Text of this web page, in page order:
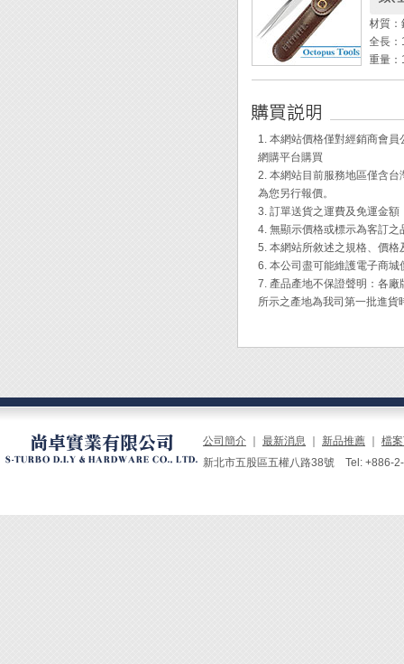
材質
全長
重量
60%
1. 本網站價格僅對經銷商會
網購平台購買
2. 本網站目前服務地區僅含
為您另行報價。
3. 訂單送貨之運費及免運金
4. 無顯示價格或標示為客訂
5. 本網站所敘述之規格、價
6. 本公司盡可能維護電子商
7. 產品產地不保證聲明：各
所示之產地為我司第一批進
公司簡介 最新消息 新品推薦
檔
新北市五股區五權八路38號 Tel: